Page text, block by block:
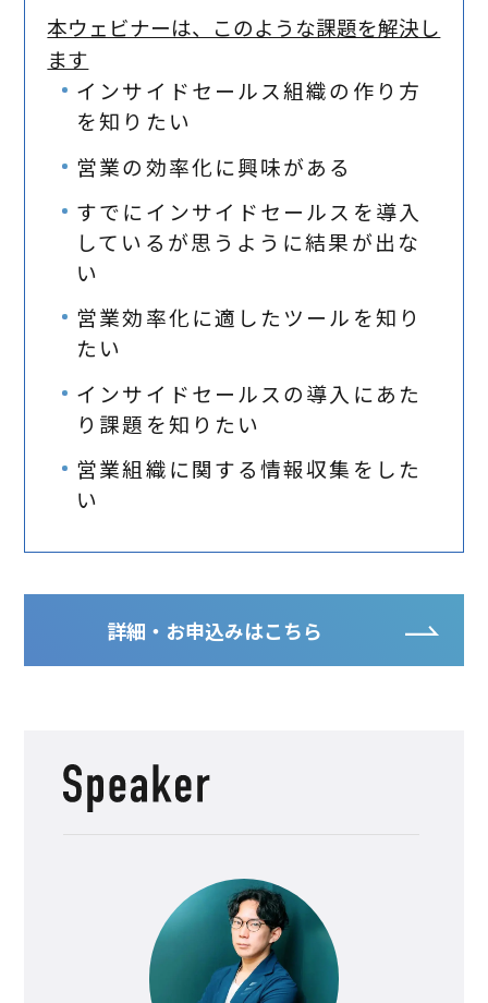
本ウェビナーは、このような課題を解決し
ます
インサイドセールス組織の作り方
を知りたい
営業の効率化に興味がある
すでにインサイドセールスを導入
しているが思うように結果が出な
い
営業効率化に適したツールを知り
たい
インサイドセールスの導入にあた
り課題を知りたい
営業組織に関する情報収集をした
い
詳細・お申込みはこちら